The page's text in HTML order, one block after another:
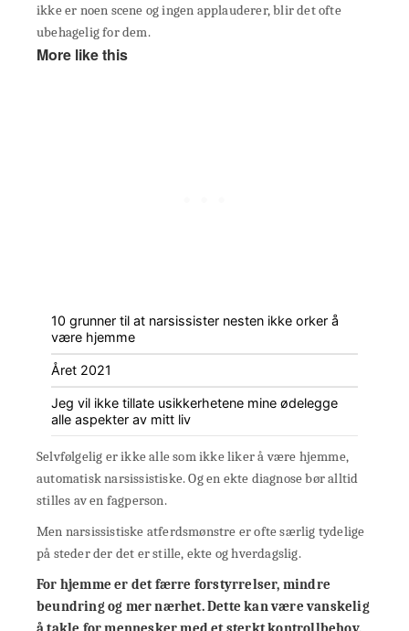
ikke er noen scene og ingen applauderer, blir det ofte
ubehagelig for dem.
More like this
10 grunner til at narsissister nesten ikke orker å
være hjemme
Året 2021
Jeg vil ikke tillate usikkerhetene mine ødelegge
alle aspekter av mitt liv
Selvfølgelig er ikke alle som ikke liker å være hjemme,
automatisk narsissistiske. Og en ekte diagnose bør alltid
stilles av en fagperson.
Men narsissistiske atferdsmønstre er ofte særlig tydelige
på steder der det er stille, ekte og hverdagslig.
For hjemme er det færre forstyrrelser, mindre
beundring og mer nærhet. Dette kan være vanskelig